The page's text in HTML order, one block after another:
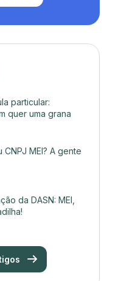
particular:
quer uma grana
MEI? A gente
da DASN: MEI,